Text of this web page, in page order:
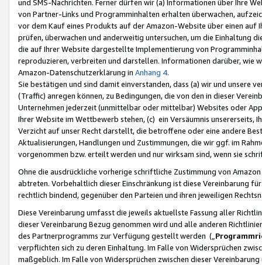
und SMS-Nachrichten. Ferner dürfen wir (a) Informationen über Ihre
von Partner-Links und Programminhalten erhalten überwachen,
vor dem Kauf eines Produkts auf der Amazon-Website über einen
prüfen, überwachen und anderweitig untersuchen, um die Einhaltung
die auf Ihrer Website dargestellte Implementierung von
reproduzieren, verbreiten und darstellen. Informationen darüber, wie
Amazon-Datenschutzerklärung in Anhang 4.
Sie bestätigen und sind damit einverstanden, dass (a) wir und
(Traffic) anregen können, zu Bedingungen, die von den in dieser
Unternehmen jederzeit (unmittelbar oder mittelbar) Websites oder
Ihrer Website im Wettbewerb stehen, (c) ein Versäumnis unsererseits,
Verzicht auf unser Recht darstellt, die betroffene oder eine andere
Aktualisierungen, Handlungen und Zustimmungen, die wir ggf. im
vorgenommen bzw. erteilt werden und nur wirksam sind, wenn sie
Ohne die ausdrückliche vorherige schriftliche Zustimmung von
abtreten. Vorbehaltlich dieser Einschränkung ist diese Vereinbarung
rechtlich bindend, gegenüber den Parteien und ihren jeweiligen
Diese Vereinbarung umfasst die jeweils aktuellste Fassung aller
dieser Vereinbarung Bezug genommen wird und alle anderen
des Partnerprogramms zur Verfügung gestellt werden („
verpflichten sich zu deren Einhaltung. Im Falle von Widersprüchen
maßgeblich. Im Falle von Widersprüchen zwischen dieser